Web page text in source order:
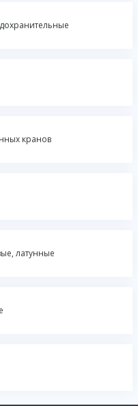
кранов
латунные